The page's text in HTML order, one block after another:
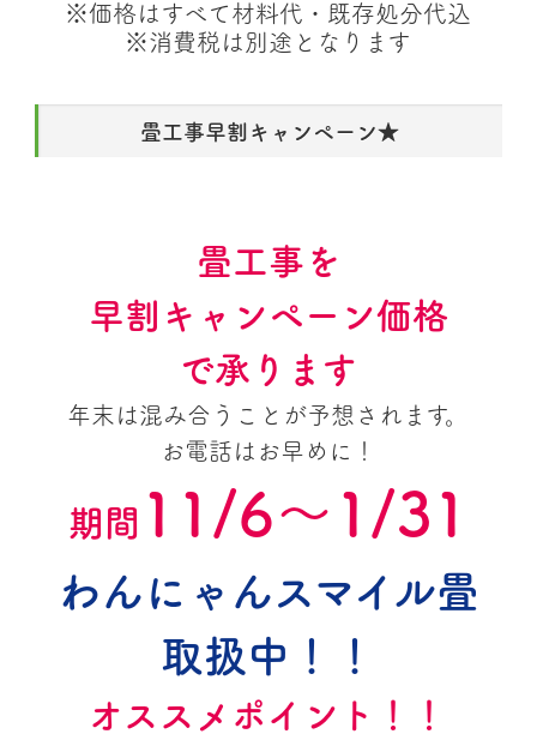
※価格はすべて材料代・既存処分代込
※消費税は別途となります
畳工事早割キャンペーン★
畳工事を
早割キャンペーン価格
で承ります
年末は混み合うことが予想されます。
お電話はお早めに！
期間 11/6～1/31
わんにゃんスマイル畳
取扱中！！
オススメポイント！！